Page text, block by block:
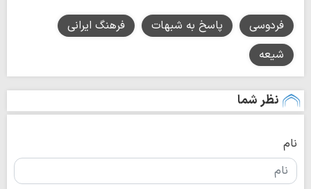
فردوسی پاسخ به شبهات
فرهنگ ایرانی
شیعه
نظر شما
نام